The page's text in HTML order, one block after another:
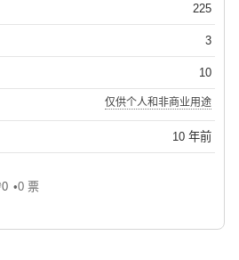
225
3
10
仅供个人和非商业用途
10 年前
0
喜欢
•0 票